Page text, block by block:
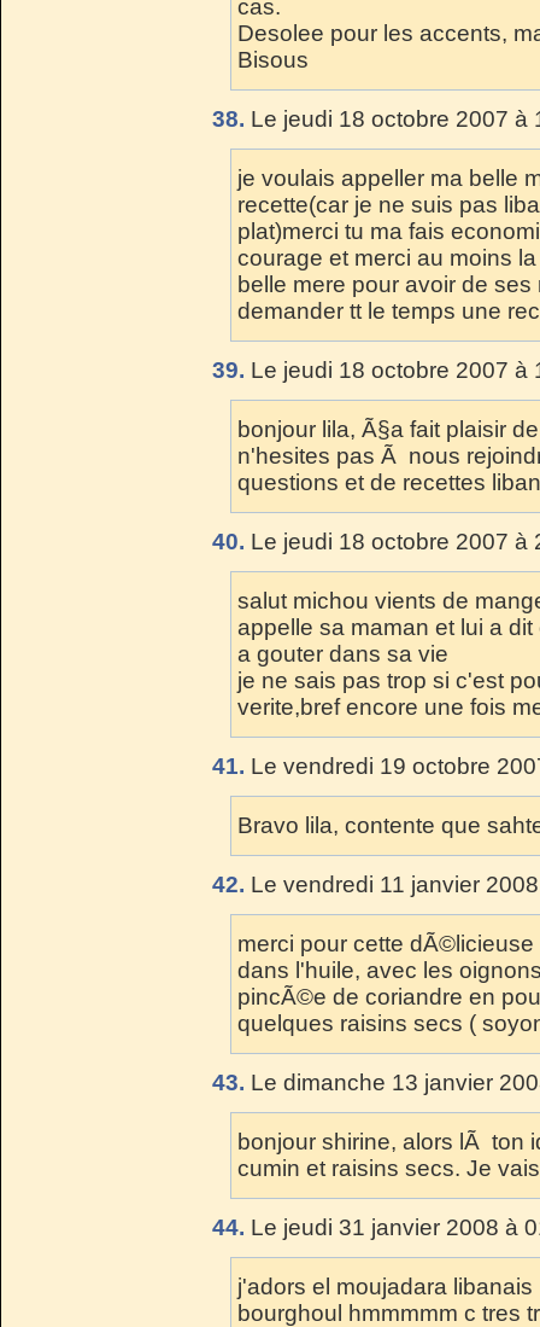
cas.
Desolee pour les accents,
Bisous
38. Le jeudi 18 octobre 2007 à
je voulais appeller ma belle
recette(car je ne suis pas
plat)merci tu ma fais
courage et merci au moins
belle mere pour avoir de
demander tt le temps une
39. Le jeudi 18 octobre 2007 à
bonjour lila, Ã§a fait plaisir
n'hesites pas Ã nous
questions et de recettes
40. Le jeudi 18 octobre 2007 à
salut michou vients de
appelle sa maman et lui a
a gouter dans sa vie
je ne sais pas trop si c'est
verite,bref encore une fois
41. Le vendredi 19 octobre
Bravo lila, contente que
42. Le vendredi 11 janvier
merci pour cette
dans l'huile, avec les
pincÃ©e de coriandre en
quelques raisins secs (
43. Le dimanche 13 janvier
bonjour shirine, alors lÃ ton
cumin et raisins secs. Je
44. Le jeudi 31 janvier 2008 à
j'adors el moujadara
bourghoul hmmmmm c tres